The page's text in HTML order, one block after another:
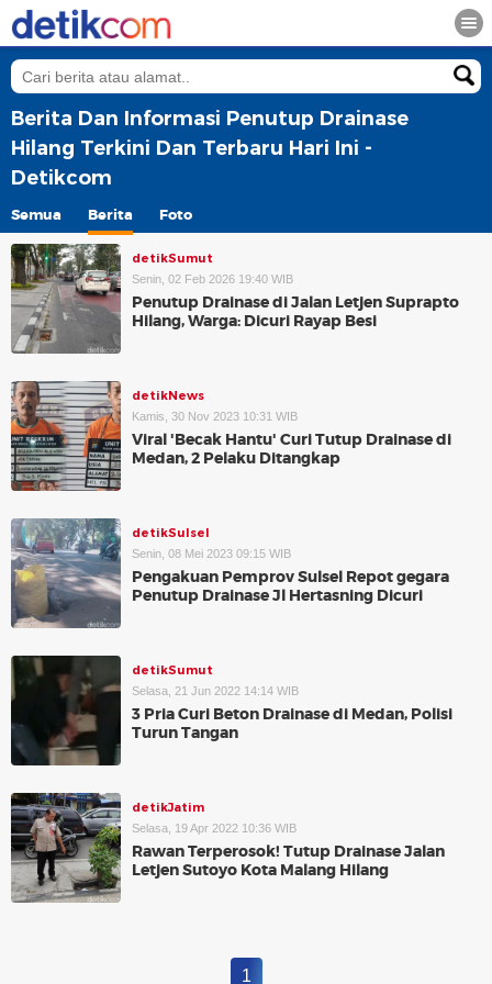
Berita Dan Informasi Penutup Drainase
Hilang Terkini Dan Terbaru Hari Ini -
Detikcom
Semua Berita Foto
detikSumut
Senin, 02 Feb 2026 19:40 WIB
Penutup Drainase di Jalan Letjen Suprapto
Hilang, Warga: Dicuri Rayap Besi
detikNews
Kamis, 30 Nov 2023 10:31 WIB
Viral 'Becak Hantu' Curi Tutup Drainase di
Medan, 2 Pelaku Ditangkap
detikSulsel
Senin, 08 Mei 2023 09:15 WIB
Pengakuan Pemprov Sulsel Repot gegara
Penutup Drainase Jl Hertasning Dicuri
detikSumut
Selasa, 21 Jun 2022 14:14 WIB
3 Pria Curi Beton Drainase di Medan, Polisi
Turun Tangan
detikJatim
Selasa, 19 Apr 2022 10:36 WIB
Rawan Terperosok! Tutup Drainase Jalan
Letjen Sutoyo Kota Malang Hilang
1